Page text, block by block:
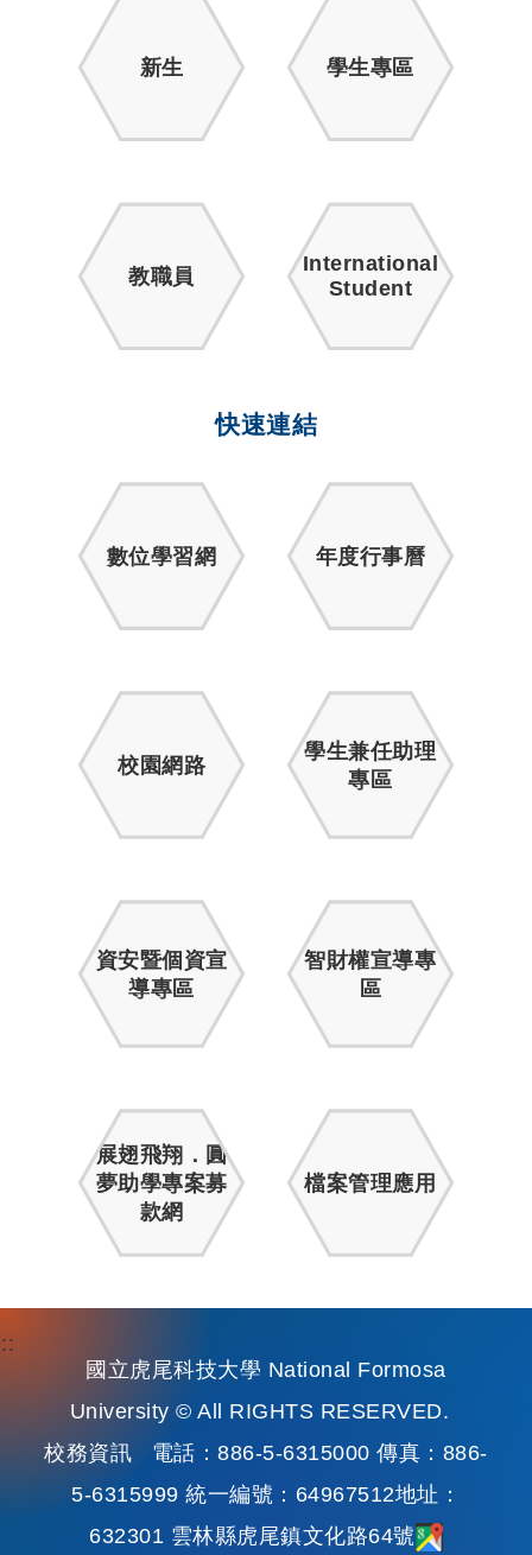
新生 學生專區
教職員
International
Student
快速連結
數位學習網 年度行事曆
校園網路
學生兼任助理
專區
資安暨個資宣
導專區
智財權宣導專
區
展翅飛翔．圓
夢助學專案募
款網
檔案管理應用
國立虎尾科技大學 National Formosa
University © All RIGHTS RESERVED.
校務資訊 電話：886-5-6315000 傳真：886-
5-6315999 統一編號：64967512地址：
632301 雲林縣虎尾鎮文化路64號